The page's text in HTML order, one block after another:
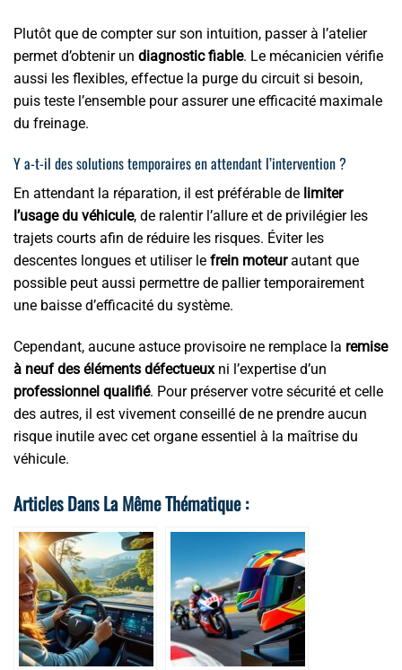
Plutôt que de compter sur son intuition, passer à l’atelier
permet d’obtenir un diagnostic fiable. Le mécanicien vérifie
aussi les flexibles, effectue la purge du circuit si besoin,
puis teste l’ensemble pour assurer une efficacité maximale
du freinage.
Y a-t-il des solutions temporaires en attendant l’intervention ?
En attendant la réparation, il est préférable de limiter
l’usage du véhicule, de ralentir l’allure et de privilégier les
trajets courts afin de réduire les risques. Éviter les
descentes longues et utiliser le frein moteurautant que
possible peut aussi permettre de pallier temporairement
une baisse d’efficacité du système.
Cependant, aucune astuce provisoire ne remplace la remise
à neuf des éléments défectueuxni l’expertise d’un
professionnel qualifié. Pour préserver votre sécurité et celle
des autres, il est vivement conseillé de ne prendre aucun
risque inutile avec cet organe essentiel à la maîtrise du
véhicule.
Articles Dans La Même Thématique :